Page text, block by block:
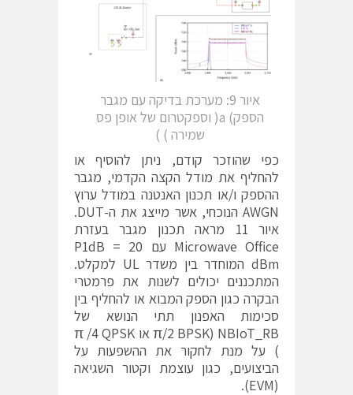
איור 9: מערכת בדיקה עם מגבר
הספק) a( וספקטרום של אופן פס
שמירה ) )
כפי שהוזכר קודם, ניתן להוסיף או
להחליף את מודל הקצה הקדמי, מגבר
ההספק ו/או תכנון האנטנה במודל ערוץ
AWGN הנוכחי, אשר מייצג את ה-DUT.
איור 11 מראה תכנון מגבר בעזרת
Microwave Office עם P1dB = 20
dBm המוחדר בין משדר UL למקלט.
המתכננים יכולים לשנות את פרמטרי
הבקרה כגון הספק המבוא או להחליף בין
סכימות האפנון תתי הנושא של
NBIoT_RB (π/2 BPSK או π /4 QPSK
) על מנת לחקור את ההשפעות על
הביצועים, כגון עוצמת וקטור השגיאה
(EVM).